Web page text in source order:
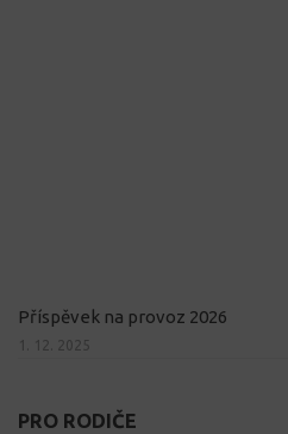
Příspěvek na provoz 2026
1. 12. 2025
PRO RODIČE